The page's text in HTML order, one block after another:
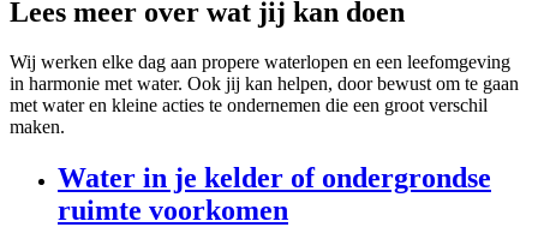
Lees meer over wat jij kan doen
Wij werken elke dag aan propere waterlopen en een leefomgeving
in harmonie met water. Ook jij kan helpen, door bewust om te gaan
met water en kleine acties te ondernemen die een groot verschil
maken.
Water in je kelder of ondergrondse
ruimte voorkomen